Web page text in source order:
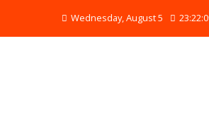
Wednesday, August 5